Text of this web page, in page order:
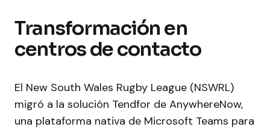
Transformación en
centros de contacto
El New South Wales Rugby League (NSWRL)
migró a la solución Tendfor de AnywhereNow,
una plataforma nativa de Microsoft Teams para